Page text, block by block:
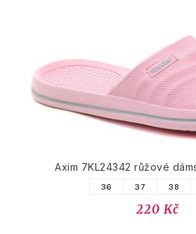
Axim 7KL24342 růžové
36 37 38
220 Kč